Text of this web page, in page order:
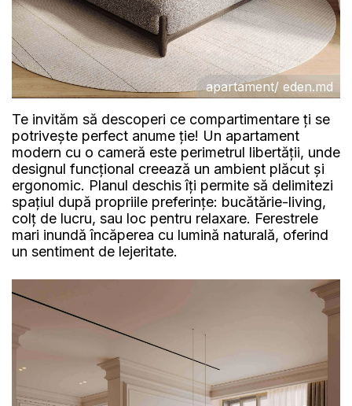
apartament/ eden.md
Te invităm să descoperi ce compartimentare ți se
potrivește perfect anume ție! Un apartament
modern cu o cameră este perimetrul libertății, unde
designul funcțional creează un ambient plăcut și
ergonomic. Planul deschis îți permite să delimitezi
spațiul după propriile preferințe: bucătărie-living,
colț de lucru, sau loc pentru relaxare. Ferestrele
mari inundă încăperea cu lumină naturală, oferind
un sentiment de lejeritate.